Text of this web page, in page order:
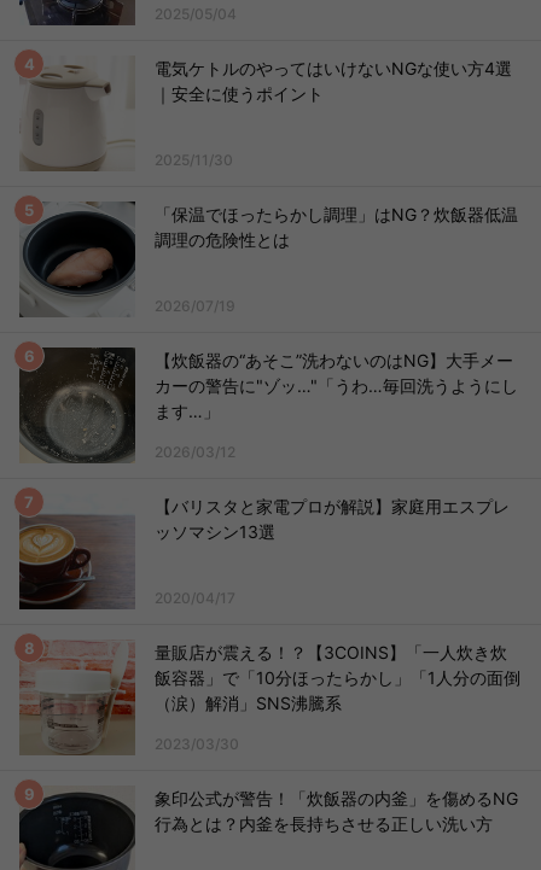
2025/05/04
電気ケトルのやってはいけないNGな使い方4選
｜安全に使うポイント
2025/11/30
「保温でほったらかし調理」はNG？炊飯器低温
調理の危険性とは
2026/07/19
【炊飯器の“あそこ”洗わないのはNG】大手メー
カーの警告に"ゾッ…"「うわ…毎回洗うようにし
ます…」
2026/03/12
【バリスタと家電プロが解説】家庭用エスプレ
ッソマシン13選
2020/04/17
量販店が震える！？【3COINS】「一人炊き炊
飯容器」で「10分ほったらかし」「1人分の面倒
（涙）解消」SNS沸騰系
2023/03/30
象印公式が警告！「炊飯器の内釜」を傷めるNG
行為とは？内釜を長持ちさせる正しい洗い方